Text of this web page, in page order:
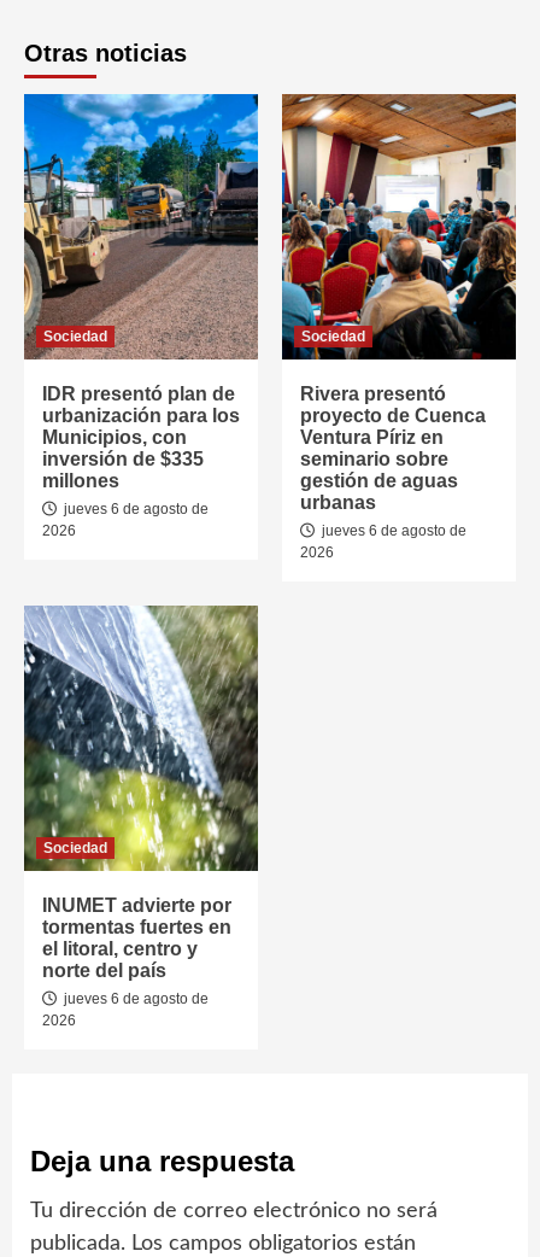
Otras noticias
Sociedad
IDR presentó plan de
urbanización para los
Municipios, con
inversión de $335
millones
jueves 6 de agosto de
2026
Sociedad
Rivera presentó
proyecto de Cuenca
Ventura Píriz en
seminario sobre
gestión de aguas
urbanas
jueves 6 de agosto de
2026
Sociedad
INUMET advierte por
tormentas fuertes en
el litoral, centro y
norte del país
jueves 6 de agosto de
2026
Deja una respuesta
Tu dirección de correo electrónico no será
publicada. Los campos obligatorios están